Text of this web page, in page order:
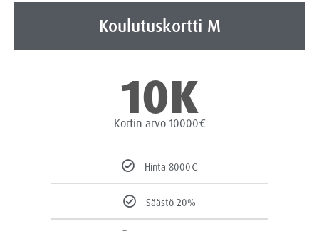
Koulutuskortti M
10K
Kortin arvo 10000€
Hinta 8000€
Säästö 20%